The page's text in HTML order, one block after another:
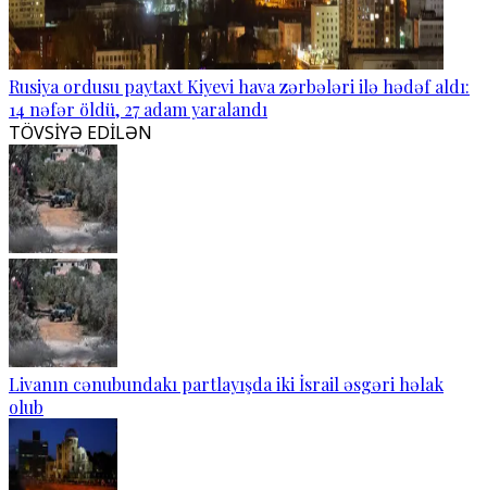
Rusiya ordusu paytaxt Kiyevi hava zərbələri ilə hədəf aldı:
14 nəfər öldü, 27 adam yaralandı
TÖVSİYƏ EDİLƏN
Livanın cənubundakı partlayışda iki İsrail əsgəri həlak
olub